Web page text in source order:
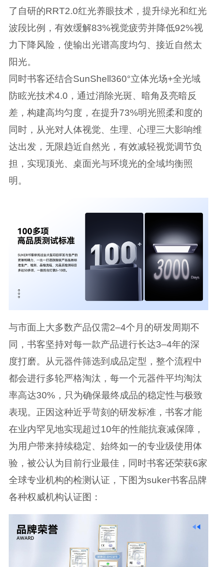
了自研的RRT2.0红光养眼技术，提升绿光和红光
波段比例，有效缓解83%视觉疲劳并降低92%视
力下降风险，使输出光谱高度均匀、接近自然太
阳光。
同时书客还结合SunShell360°立体光场+全光域
防眩光技术4.0，通过消除光斑、暗角及亮暗反
差，构建高均匀度，在提升73%明光照柔和度的
同时，从光对人体视觉、生理、心理三大影响维
达出发，无限趋近自然光，有效减轻视觉调节负
担，实现顶光、桌面光与环境光的全域均衡照
明。
与市面上大多数产品仅需2–4个月的研发周期不
同，书客坚持对每一款产品进行长达3–4年的深
度打磨。从元器件筛选到成品定型，整个流程中
都会进行多轮严格淘汰，每一个元器件平均淘汰
率高达30%，只为确保最终成品的稳定性与极致
表现。正因这种近乎苛刻的研发标准，书客才能
在业内罕见地实现超过10年的性能抗衰减保障，
为用户带来持续稳定、始终如一的专业级使用体
验，被公认为目前行业最佳，同时书客还荣获6家
全球专业机构的检测认证，下图为suker书客品牌
各种权威机构认证图：